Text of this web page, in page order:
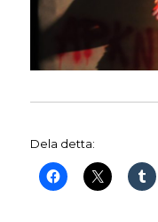
Dela detta: